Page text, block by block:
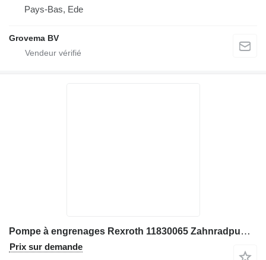
Pays-Bas, Ede
Grovema BV
Pompe à engrenages Rexroth 11830065 Zahnradpumpe, Liebherr A934C, A954C pour excavateur Liebherr A934C, A954C
Prix sur demande